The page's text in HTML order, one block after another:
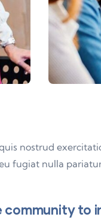
nostrud
fugiat nulla
community to